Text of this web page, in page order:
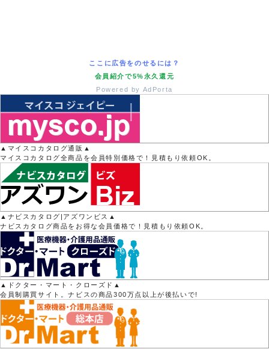
ここに広告をのせるには？
会員紹介で5%永久還元
Powered by AdPorta
▲マイスコカタログ通販▲
マイスコカタログ全商品を会員特別価格で！見積もり依頼OK。
▲ナビスカタログ|アズワンビス▲
ナビスカタログ商品をお得な会員価格で！見積もり依頼OK。
▲ドクター・マート・クローズド▲
会員制購買サイト。ナビスの商品300万点以上が後払いで!